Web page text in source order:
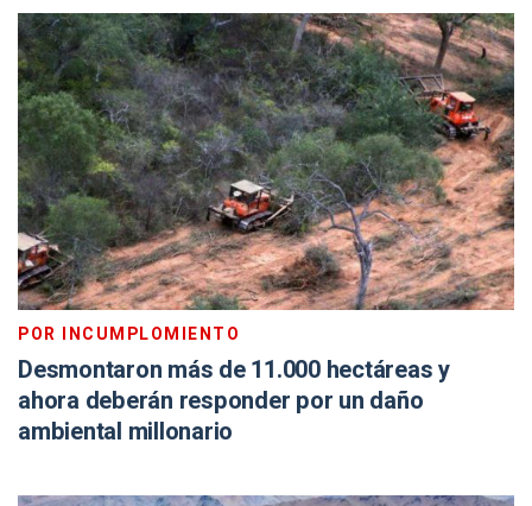
POR INCUMPLOMIENTO
Desmontaron más de 11.000 hectáreas y
ahora deberán responder por un daño
ambiental millonario